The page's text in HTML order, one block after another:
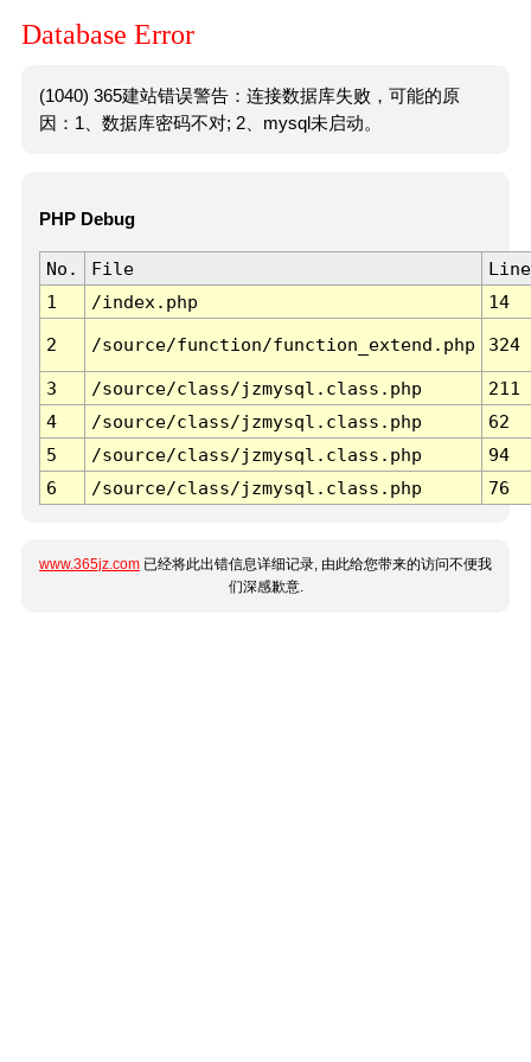
Database Error
(1040) 365建站错误警告：连接数据库失败，可能的原
因：1、数据库密码不对; 2、mysql未启动。
PHP Debug
No. File
Line
1
/index.php 14
2 /source/function/function_extend.php 324
3 /source/class/jzmysql.class.php
211
4
/source/class/jzmysql.class.php
62
5
/source/class/jzmysql.class.php
94
6
/source/class/jzmysql.class.php 76
www.365jz.com 已经将此出错信息详细记录, 由此给您带来的访问不便我
们深感歉意.